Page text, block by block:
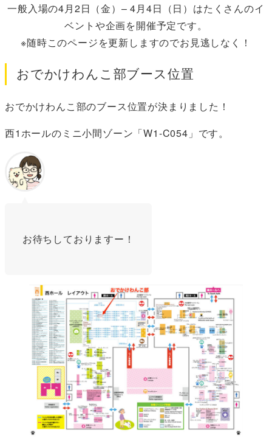
一般入場の4月2日（金）– 4月4日（日）はたくさんのイ
ベントや企画を開催予定です。
※随時このページを更新しますのでお見逃しなく！
おでかけわんこ部ブース位置
おでかけわんこ部のブース位置が決まりました！
西1ホールのミニ小間ゾーン「W1-C054」です。
お待ちしておりますー！